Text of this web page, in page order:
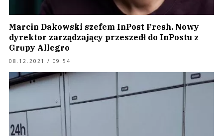
Marcin Dakowski szefem InPost Fresh. Nowy
dyrektor zarządzający przeszedł do InPostu z
Grupy Allegro
08.12.2021 / 09:54